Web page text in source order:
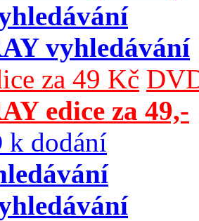
vyhledávání
za 49 Kč
edice za 49,-
dodání